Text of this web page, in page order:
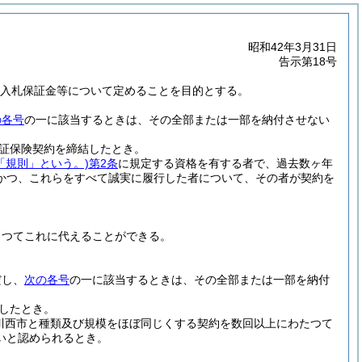
昭和42年3月31日
告示第18号
札保証金等について定めることを目的とする。
号の一に該当するときは、その全部または一部を納付させない
険契約を締結したとき。
規則」という。)第2条に規定する資格を有する者で、過去数ヶ年
、これらをすべて誠実に履行した者について、その者が契約を
てこれに代えることができる。
、 次の各号の一に該当するときは、その全部または一部を納付
たとき。
市と種類及び規模をほぼ同じくする契約を数回以上にわたつて
認められるとき。